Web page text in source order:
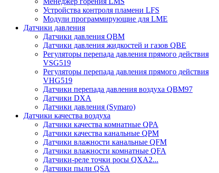
Устройства контроля пламени LFS
Модули программирующие для LME
Датчики давления
Датчики давления QBM
Датчики давления жидкостей и газов QBE
Регуляторы перепада давления прямого действия
VSG519
Регуляторы перепада давления прямого действия
VHG519
Датчики перепада давления воздуха QBM97
Датчики DXA
Датчики давления (Symaro)
Датчики качества воздуха
Датчики качества комнатные QPA
Датчики качества канальные QPM
Датчики влажности канальные QFM
Датчики влажности комнатные QFA
Датчики-реле точки росы QXA2...
Датчики пыли QSA